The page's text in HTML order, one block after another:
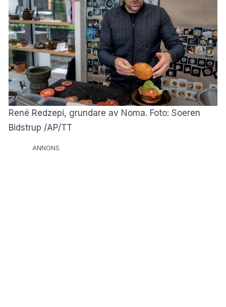
René Redzepi, grundare av Noma. Foto: Soeren
Bidstrup /AP/TT
ANNONS